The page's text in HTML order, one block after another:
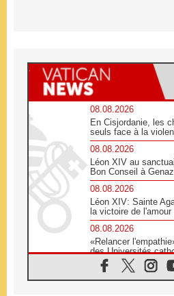
08.08.2026
En Cisjordanie, les
seuls face à la
08.08.2026
Léon XIV au
Bon Conseil à
08.08.2026
Léon XIV: Sainte
la victoire de
08.08.2026
«Relancer
des Universités
08.08.2026
Signis 2026, donner